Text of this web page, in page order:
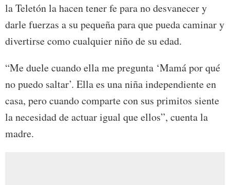
la Teletón la hacen tener fe para no desvanecer y
darle fuerzas a su pequeña para que pueda caminar y
divertirse como cualquier niño de su edad.
“Me duele cuando ella me pregunta ‘Mamá por qué
no puedo saltar’. Ella es una niña independiente en
casa, pero cuando comparte con sus primitos siente
la necesidad de actuar igual que ellos”, cuenta la
madre.